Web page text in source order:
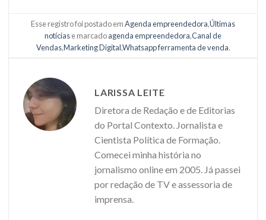
Esse registro foi postado emAgenda empreendedora,Últimas
notíciase marcadoagenda empreendedora,Canal de
Vendas,Marketing Digital,Whatsapp ferramenta de venda.
LARISSA LEITE
Diretora de Redação e de Editorias
do Portal Contexto. Jornalista e
Cientista Política de Formação.
Comecei minha história no
jornalismo online em 2005. Já passei
por redação de TV e assessoria de
imprensa.